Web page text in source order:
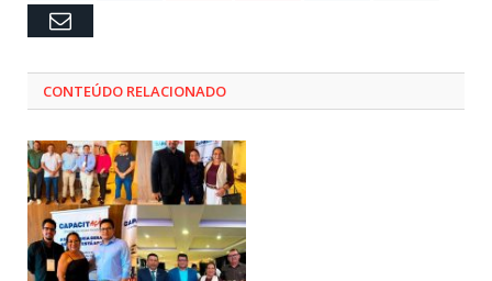
Email
CONTEÚDO RELACIONADO